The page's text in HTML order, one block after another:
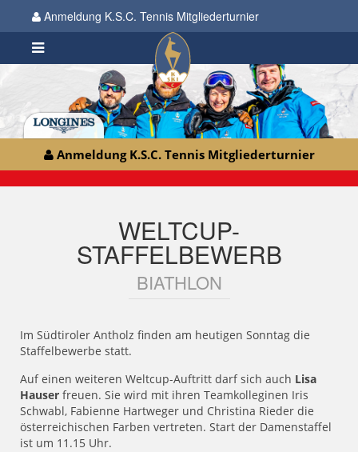
Anmeldung K.S.C. Tennis Mitgliederturnier
Anmeldung K.S.C. Tennis Mitgliederturnier
WELTCUP-
STAFFELBEWERB
BIATHLON
Im Südtiroler Antholz finden am heutigen Sonntag die
Staffelbewerbe statt.
Auf einen weiteren Weltcup-Auftritt darf sich auch Lisa
Hauser freuen. Sie wird mit ihren Teamkolleginen Iris
Schwabl, Fabienne Hartweger und Christina Rieder die
österreichischen Farben vertreten. Start der Damenstaffel
ist um 11.15 Uhr.